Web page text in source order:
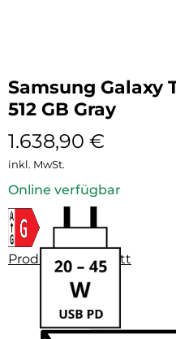
Samsung Galaxy
512 GB Gray
1.638,90 €
inkl. MwSt.
Online verfügbar
Produktdatenblatt